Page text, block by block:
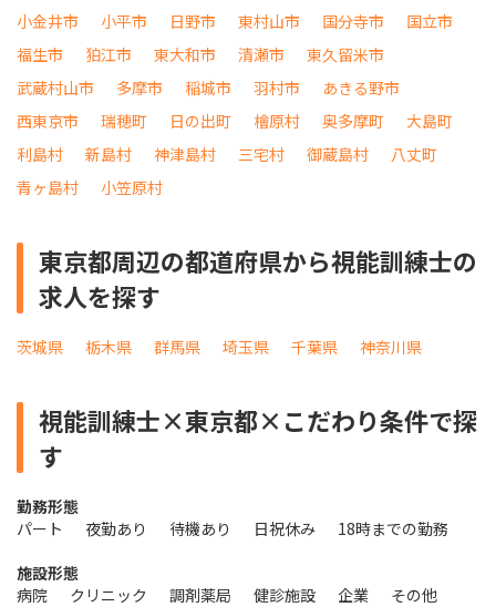
小金井市
小平市 日野市 東村山市 国分寺市
国立市
福生市
狛江市 東大和市 清瀬市
東久留米市
武蔵村山市
多摩市 稲城市 羽村市
あきる野市
西東京市
瑞穂町 日の出町 檜原村 奥多摩町
大島町
利島村
新島村 神津島村 三宅村 御蔵島村
八丈町
青ヶ島村
小笠原村
東京都周辺の都道府県から視能訓練士の
求人を探す
茨城県 栃木県 群馬県 埼玉県 千葉県 神奈川県
視能訓練士×東京都×こだわり条件で探
す
勤務形態
パート
夜勤あり 待機あり 日祝休み
18時までの勤務
施設形態
病院
クリニック 調剤薬局 健診施設 企業 その他